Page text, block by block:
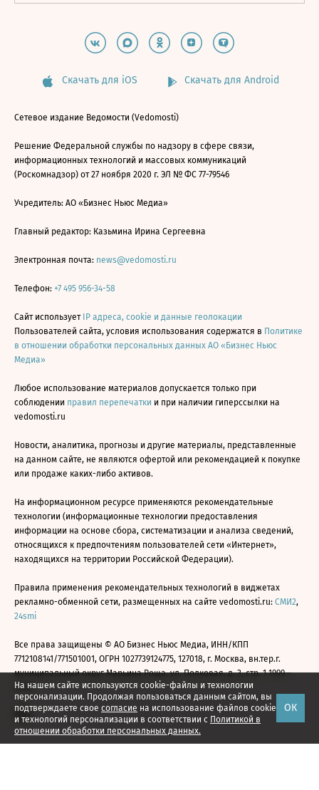
На нашем сайте используются cookie-файлы и технологии
персонализации. Продолжая пользоваться данным сайтом, вы
подтверждаете свое согласие на использование файлов cookie
и технологий персонализации в соответствии с Политикой в
отношении обработки персональных данных.
ОК
Скачать для iOS Скачать для Android
Сетевое издание Ведомости (Vedomosti)
Решение Федеральной службы по надзору в сфере связи,
информационных технологий и массовых коммуникаций
(Роскомнадзор) от 27 ноября 2020 г. ЭЛ № ФС 77-79546
Учредитель: АО «Бизнес Ньюс Медиа»
Главный редактор: Казьмина Ирина Сергеевна
Электронная почта: news@vedomosti.ru
Телефон: +7 495 956-34-58
Сайт использует IP адреса, cookie и данные геолокации
Пользователей сайта, условия использования содержатся в Политике
в отношении обработки персональных данных АО «Бизнес Ньюс
Медиа»
Любое использование материалов допускается только при
соблюдении правил перепечатки и при наличии гиперссылки на
vedomosti.ru
Новости, аналитика, прогнозы и другие материалы, представленные
на данном сайте, не являются офертой или рекомендацией к покупке
или продаже каких-либо активов.
На информационном ресурсе применяются рекомендательные
технологии (информационные технологии предоставления
информации на основе сбора, систематизации и анализа сведений,
относящихся к предпочтениям пользователей сети «Интернет»,
находящихся на территории Российской Федерации).
Правила применения рекомендательных технологий в виджетах
рекламно-обменной сети, размещенных на сайте vedomosti.ru: СМИ2,
24smi
Все права защищены © АО Бизнес Ньюс Медиа, ИНН/КПП
7712108141/771501001, ОГРН 1027739124775, 127018, г. Москва, вн.тер.г.
муниципальный округ Марьина Роща, ул. Полковая, д. 3, стр. 1 1999—
2026